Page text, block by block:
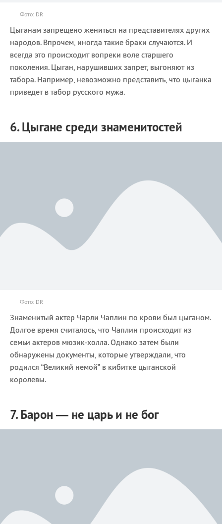
Фото: DR
Цыганам запрещено жениться на представителях других
народов. Впрочем, иногда такие браки случаются. И
всегда это происходит вопреки воле старшего
поколения. Цыган, нарушивших запрет, выгоняют из
табора. Например, невозможно представить, что цыганка
приведет в табор русского мужа.
6. Цыгане среди знаменитостей
Фото: DR
Знаменитый актер Чарли Чаплин по крови был цыганом.
Долгое время считалось, что Чаплин происходит из
семьи актеров мюзик-холла. Однако затем были
обнаружены документы, которые утверждали, что
родился “Великий немой” в кибитке цыганской
королевы.
7. Барон — не царь и не бог